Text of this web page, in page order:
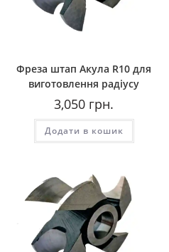
Фреза штап Акула R10 для
виготовлення радіусу
3,050 грн.
Додати в кошик